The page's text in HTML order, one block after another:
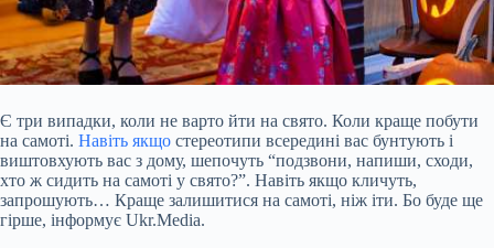
Є три випадки, коли не варто йти на свято. Коли краще побути
на самоті. Навіть якщо стереотипи всередині вас бунтують і
виштовхують вас з дому, шепочуть “подзвони, напиши, сходи,
хто ж сидить на самоті у свято?”. Навіть якщо кличуть,
запрошують… Краще залишитися на самоті, ніж іти. Бо буде ще
гірше, інформує Ukr.Media.